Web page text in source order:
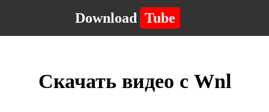
Download Tube
Скачать видео с Wnl